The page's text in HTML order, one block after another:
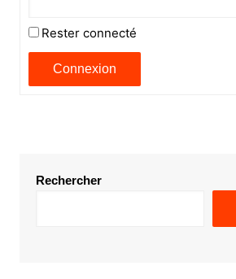
Rester connecté
Connexion
Rechercher